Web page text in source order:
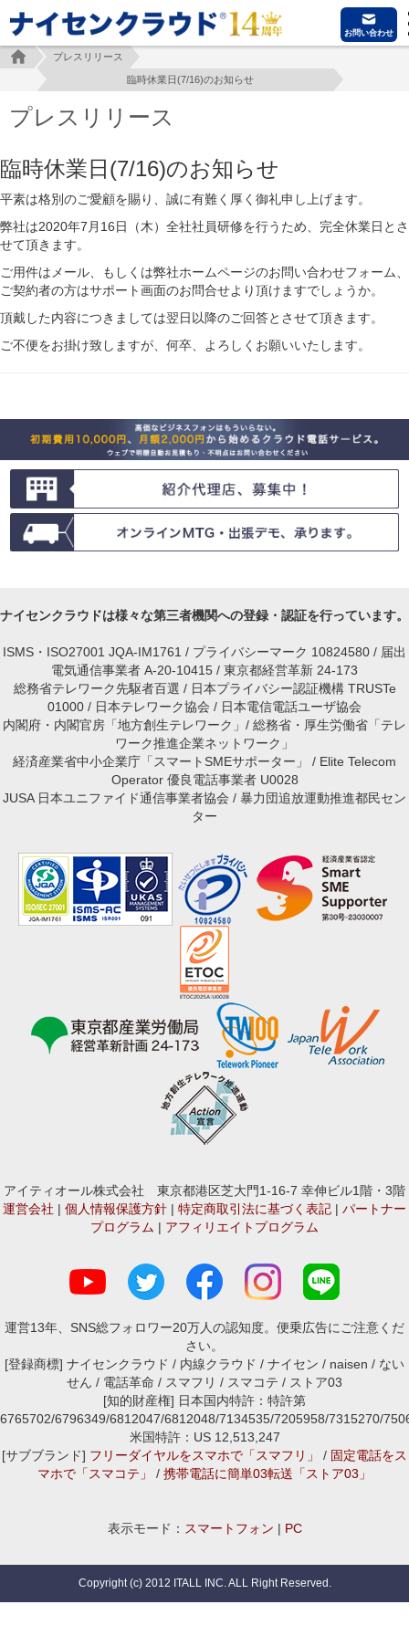
お問い合わせ
プレスリリース
臨時休業日(7/16)のお知らせ
プレスリリース
臨時休業日(7/16)のお知らせ
平素は格別のご愛顧を賜り、誠に有難く厚く御礼申し上げます。
弊社は2020年7月16日（木）全社社員研修を行うため、完全休業日とさ
せて頂きます。
ご用件はメール、もしくは弊社ホームページのお問い合わせフォーム、
ご契約者の方はサポート画面のお問合せより頂けますでしょうか。
頂戴した内容につきましては翌日以降のご回答とさせて頂きます。
ご不便をお掛け致しますが、何卒、よろしくお願いいたします。
ナイセンクラウドは様々な第三者機関への登録・認証を行っています。
ISMS・ISO27001 JQA-IM1761 / プライバシーマーク 10824580 / 届出
電気通信事業者 A-20-10415 / 東京都経営革新 24-173
総務省テレワーク先駆者百選 / 日本プライバシー認証機構 TRUSTe
01000 / 日本テレワーク協会 / 日本電信電話ユーザ協会
内閣府・内閣官房「地方創生テレワーク」/ 総務省・厚生労働省「テレ
ワーク推進企業ネットワーク」
経済産業省中小企業庁「スマートSMEサポーター」 / Elite Telecom
Operator 優良電話事業者 U0028
JUSA 日本ユニファイド通信事業者協会 / 暴力団追放運動推進都民セン
ター
アイティオール株式会社 東京都港区芝大門1-16-7 幸伸ビル1階・3階
運営会社 | 個人情報保護方針 | 特定商取引法に基づく表記 | パートナー
プログラム | アフィリエイトプログラム
運営13年、SNS総フォロワー20万人の認知度。便乗広告にご注意くだ
さい。
[登録商標] ナイセンクラウド / 内線クラウド / ナイセン / naisen / ない
せん / 電話革命 / スマフリ / スマコテ / ストア03
[知的財産権] 日本国内特許：特許第
6765702/6796349/6812047/6812048/7134535/7205958/7315270/
米国特許：US 12,513,247
[サブブランド] フリーダイヤルをスマホで「スマフリ」 / 固定電話をス
マホで「スマコテ」
/ 携帯電話に簡単03転送「ストア03」
表示モード： スマートフォン | PC
Copyright (c) 2012 ITALL INC. ALL Right Reserved.